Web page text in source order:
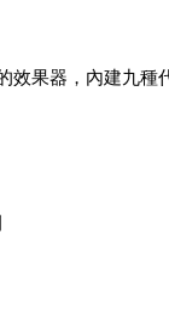
效果器，內建九